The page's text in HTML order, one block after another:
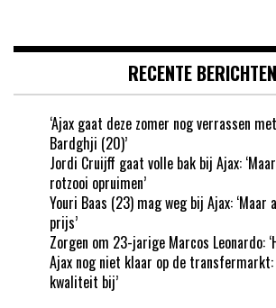
RECENTE BERICHTEN
‘Ajax gaat deze zomer nog verrassen
Bardghji (20)’
Jordi Cruijff gaat volle bak bij Ajax:
rotzooi opruimen’
Youri Baas (23) mag weg bij Ajax:
prijs’
Zorgen om 23-jarige Marcos Leonardo:
Ajax nog niet klaar op de transfermarkt:
kwaliteit bij’